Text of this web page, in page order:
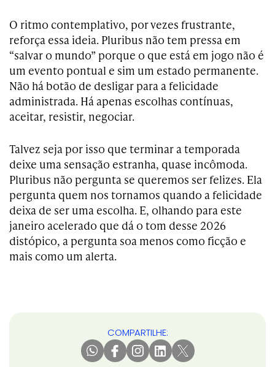
O ritmo contemplativo, por vezes frustrante,
reforça essa ideia. Pluribus não tem pressa em
“salvar o mundo” porque o que está em jogo não é
um evento pontual e sim um estado permanente.
Não há botão de desligar para a felicidade
administrada. Há apenas escolhas contínuas,
aceitar, resistir, negociar.
Talvez seja por isso que terminar a temporada
deixe uma sensação estranha, quase incômoda.
Pluribus não pergunta se queremos ser felizes. Ela
pergunta quem nos tornamos quando a felicidade
deixa de ser uma escolha. E, olhando para este
janeiro acelerado que dá o tom desse 2026
distópico, a pergunta soa menos como ficção e
mais como um alerta.
COMPARTILHE: